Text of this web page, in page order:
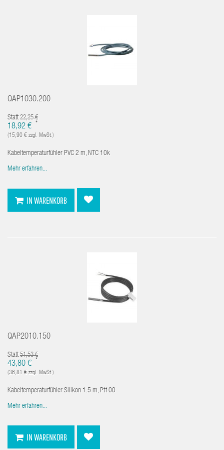
QAP1030.200
Statt22,25 €
18,92 € *
(15,90 € zzgl. MwSt.)
Kabeltemperaturfühler PVC 2 m, NTC 10k
Mehr erfahren...
IN WARENKORB
QAP2010.150
Statt51,53 €
43,80 € *
(36,81 € zzgl. MwSt.)
Kabeltemperaturfühler Silikon 1.5 m, Pt100
Mehr erfahren...
IN WARENKORB